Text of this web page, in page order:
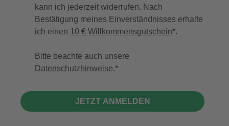
kann ich jederzeit widerrufen. Nach
Bestätigung meines Einverständnisses erhalte
ich einen 10 € Willkommensgutschein*.
Bitte beachte auch unsere
Datenschutzhinweise.
JETZT ANMELDEN